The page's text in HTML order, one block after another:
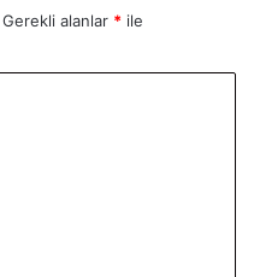
Gerekli alanlar * ile